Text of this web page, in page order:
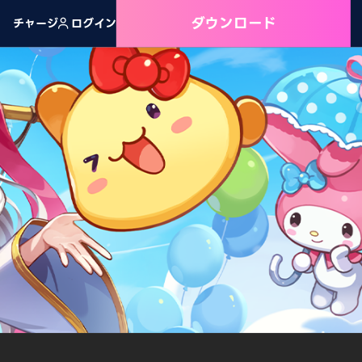
チャージ ログイン ダウンロード